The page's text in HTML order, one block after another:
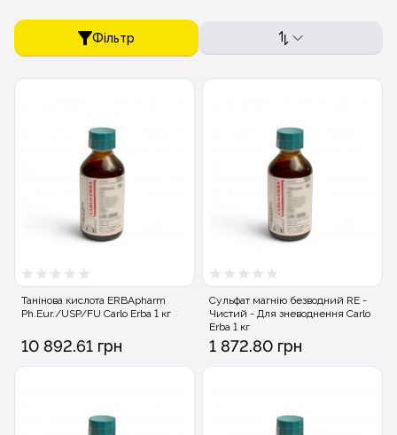
Фільтр
Танінова кислота ERBApharm
Ph.Eur./USP/FU Carlo Erba 1 кг
10 892.61 грн
Сульфат магнію безводний RE -
Чистий - Для зневоднення Carlo
Erba 1 кг
1 872.80 грн